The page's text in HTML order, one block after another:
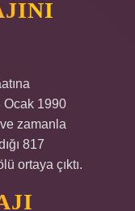
Ocak 1990
zamanla
817
ortaya çıktı.